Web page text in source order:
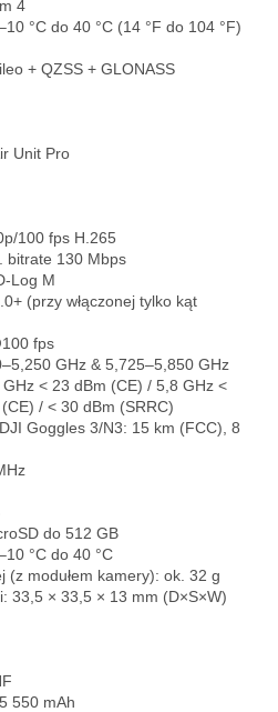
4
°C do 40 °C (14 °F do 104 °F)
+ QZSS + GLONASS
Unit Pro
100 fps H.265
bitrate 130 Mbps
Log M
(przy włączonej tylko kąt
fps
GHz & 5,725–5,850 GHz
< 23 dBm (CE) / 5,8 GHz <
/ < 30 dBm (SRRC)
Goggles 3/N3: 15 km (FCC), 8
do 512 GB
°C do 40 °C
(z modułem kamery): ok. 32 g
33,5 × 33,5 × 13 mm (D×S×W)
550 mAh